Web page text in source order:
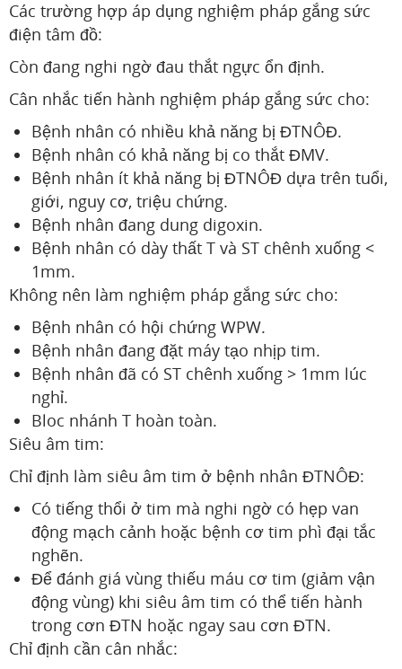
Các trường hợp áp dụng nghiệm pháp gắng sức
điện tâm đồ:
Còn đang nghi ngờ đau thắt ngực ổn định.
Cân nhắc tiến hành nghiệm pháp gắng sức cho:
Bệnh nhân có nhiều khả năng bị ĐTNÔĐ.
Bệnh nhân có khả năng bị co thắt ĐMV.
Bệnh nhân ít khả năng bị ĐTNÔĐ dựa trên tuổi,
giới, nguy cơ, triệu chứng.
Bệnh nhân đang dung digoxin.
Bệnh nhân có dày thất T và ST chênh xuống <
1mm.
Không nên làm nghiệm pháp gắng sức cho:
Bệnh nhân có hội chứng WPW.
Bệnh nhân đang đặt máy tạo nhịp tim.
Bệnh nhân đã có ST chênh xuống > 1mm lúc
nghỉ.
Bloc nhánh T hoàn toàn.
Siêu âm tim:
Chỉ định làm siêu âm tim ở bệnh nhân ĐTNÔĐ:
Có tiếng thổi ở tim mà nghi ngờ có hẹp van
động mạch cảnh hoặc bệnh cơ tim phì đại tắc
nghẽn.
Để đánh giá vùng thiếu máu cơ tim (giảm vận
động vùng) khi siêu âm tim có thể tiến hành
trong cơn ĐTN hoặc ngay sau cơn ĐTN.
Chỉ định cần cân nhắc: